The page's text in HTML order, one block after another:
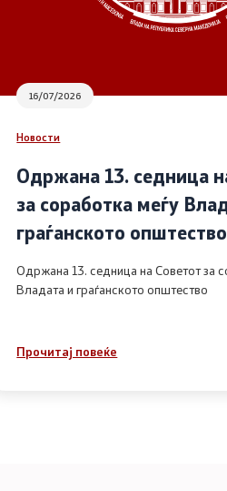
16/07/2026
Новости
Одржана 13. седница
за соработка меѓу
граѓанското општество
Одржана 13. седница на Советот за
Владата и граѓанското општество
Прочитај повеќе